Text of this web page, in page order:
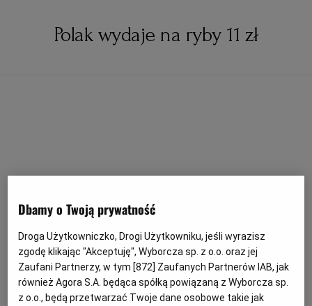
Polak wydaje na ryby 11 zł
Dbamy o Twoją prywatność
Droga Użytkowniczko, Drogi Użytkowniku, jeśli wyrazisz
zgodę klikając "Akceptuję", Wyborcza sp. z o.o. oraz jej
Zaufani Partnerzy, w tym [872] Zaufanych Partnerów IAB, jak
również Agora S.A. będąca spółką powiązaną z Wyborcza sp.
z o.o., będą przetwarzać Twoje dane osobowe takie jak